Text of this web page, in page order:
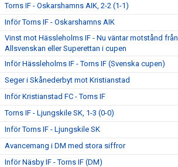
Torns IF - Oskarshamns AIK, 2-2 (1-1)
Inför Torns IF - Oskarshamns AIK
Vinst mot Hässleholms IF - Nu väntar motstånd från
Allsvenskan eller Superettan i cupen
Inför Hässleholms IF - Torns IF (Svenska cupen)
Seger i Skånederbyt mot Kristianstad
Inför Kristianstad FC - Torns IF
Torns IF - Ljungskile SK, 1-3 (0-0)
Inför Torns IF - Ljungskile SK
Avancemang i DM med stora siffror
Inför Näsby IF - Torns IF (DM)